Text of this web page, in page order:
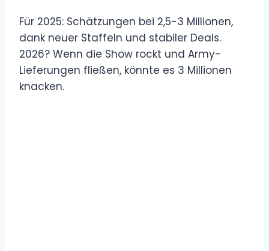
Für 2025: Schätzungen bei 2,5-3 Millionen,
dank neuer Staffeln und stabiler Deals.
2026? Wenn die Show rockt und Army-
Lieferungen fließen, könnte es 3 Millionen
knacken.